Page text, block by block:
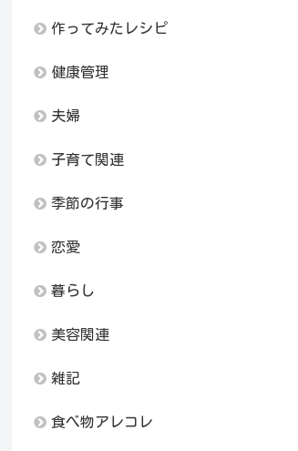
作ってみたレシピ
健康管理
夫婦
子育て関連
季節の行事
恋愛
暮らし
美容関連
雑記
食べ物アレコレ